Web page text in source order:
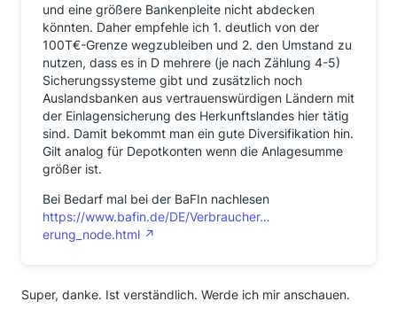
und eine größere Bankenpleite nicht abdecken
könnten. Daher empfehle ich 1. deutlich von der
100T€-Grenze wegzubleiben und 2. den Umstand zu
nutzen, dass es in D mehrere (je nach Zählung 4-5)
Sicherungssysteme gibt und zusätzlich noch
Auslandsbanken aus vertrauenswürdigen Ländern mit
der Einlagensicherung des Herkunftslandes hier tätig
sind. Damit bekommt man ein gute Diversifikation hin.
Gilt analog für Depotkonten wenn die Anlagesumme
größer ist.
Bei Bedarf mal bei der BaFIn nachlesen
https://www.bafin.de/DE/Verbraucher…
erung_node.html
Super, danke. Ist verständlich. Werde ich mir anschauen.